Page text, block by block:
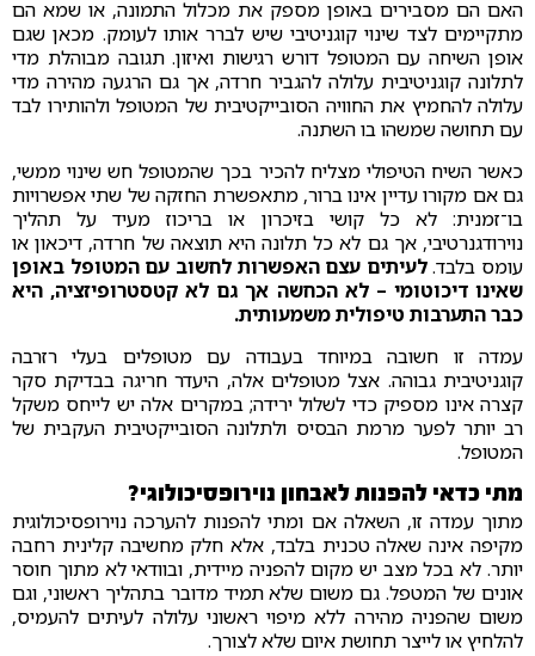
האם הם מסבירים באופן מספק את מכלול התמונה, או שמא הם
מתקיימים לצד שינוי קוגניטיבי שיש לברר אותו לעומק. מכאן שגם
אופן השיחה עם המטופל דורש רגישות ואיזון. תגובה מבוהלת מדי
לתלונה קוגניטיבית עלולה להגביר חרדה, אך גם הרגעה מהירה מדי
עלולה להחמיץ את החוויה הסובייקטיבית של המטופל ולהותירו לבד
עם תחושה שמשהו בו השתנה.
כאשר השיח הטיפולי מצליח להכיר בכך שהמטופל חש שינוי ממשי,
גם אם מקורו עדיין אינו ברור, מתאפשרת החזקה של שתי אפשרויות
בו־זמנית: לא כל קושי בזיכרון או בריכוז מעיד על תהליך
נוירודגנרטיבי, אך גם לא כל תלונה היא תוצאה של חרדה, דיכאון או
עומס בלבד.לעיתים עצם האפשרות לחשוב עם המטופל באופן
שאינו דיכוטומי – לא הכחשה אך גם לא קטסטרופיזציה, היא
כבר התערבות טיפולית משמעותית.
עמדה זו חשובה במיוחד בעבודה עם מטופלים בעלי רזרבה
קוגניטיבית גבוהה. אצל מטופלים אלה, היעדר חריגה בבדיקת סקר
קצרה אינו מספיק כדי לשלול ירידה; במקרים אלה יש לייחס משקל
רב יותר לפער מרמת הבסיס ולתלונה הסובייקטיבית העקבית של
המטופל.
מתי כדאי להפנות לאבחון נוירופסיכולוגי?
מתוך עמדה זו, השאלה אם ומתי להפנות להערכה נוירופסיכולוגית
מקיפה אינה שאלה טכנית בלבד, אלא חלק מחשיבה קלינית רחבה
יותר. לא בכל מצב יש מקום להפניה מיידית, ובוודאי לא מתוך חוסר
אונים של המטפל. גם משום שלא תמיד מדובר בתהליך ראשוני, וגם
משום שהפניה מהירה ללא מיפוי ראשוני עלולה לעיתים להעמיס,
להלחיץ או לייצר תחושת איום שלא לצורך.